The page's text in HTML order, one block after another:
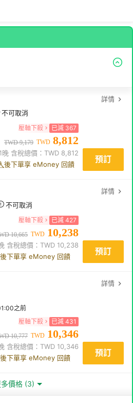
詳情
不可取消
壓軸下殺 已減 367
TWD 9,179 TWD 8,812
1晚 含稅總價：TWD 8,812
後下單享 eMoney 回饋 預訂
詳情
不可取消
壓軸下殺 已減 427
10,665 TWD 10,238
含稅總價：TWD 10,238
後下單享 eMoney 回饋 預訂
詳情
之前
壓軸下殺
已減 431
10,777 TWD 10,346
含稅總價：TWD 10,346
後下單享 eMoney 回饋 預訂
多價格 (3)